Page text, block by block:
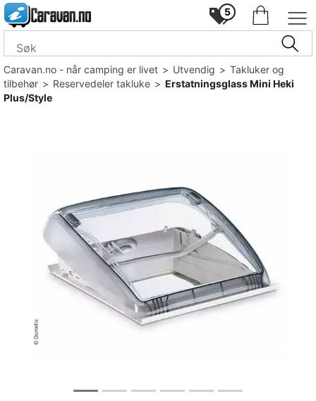
5
Caravan.no - når camping er livet>Utvendig>Takluker og
tilbehør>Reservedeler takluke>Erstatningsglass Mini Heki
Plus/Style